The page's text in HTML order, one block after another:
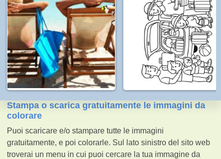
Stampa o scarica gratuitamente le immagini da
colorare
Puoi scaricare e/o stampare tutte le immagini
gratuitamente, e poi colorarle. Sul lato sinistro del sito web
troverai un menu in cui puoi cercare la tua immagine da